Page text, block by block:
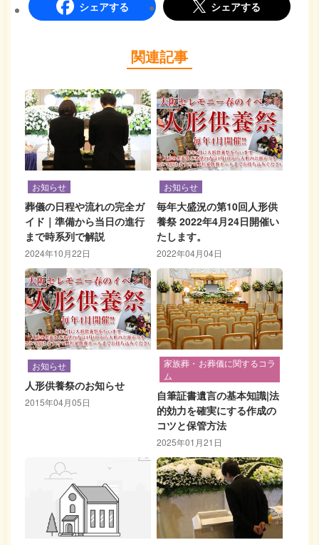
シェアする シェアする
関連記事
お知らせ
葬儀の日程や流れの完全ガ
イド｜準備から当日の進行
まで時系列で解説
2024年10月22日
お知らせ
毎年大盛況の第10回人形供
養祭 2022年4月24日開催い
たします。
2022年04月04日
お知らせ
人形供養祭のお知らせ
2015年04月05日
家族葬・お葬儀に関するコラ
ム
自筆証書遺言の基本知識|法
的効力を確実にする作成の
コツと保管方法
2025年01月21日